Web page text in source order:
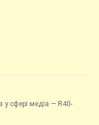
у сфері медіа — R40-